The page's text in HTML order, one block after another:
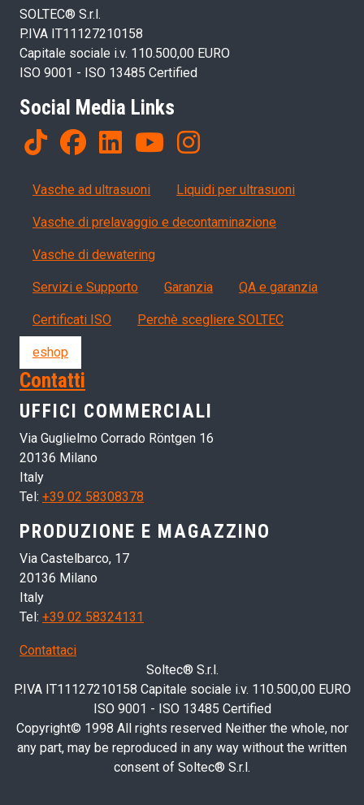
SOLTEC® S.r.l.
P.IVA IT11127210158
Capitale sociale i.v. 110.500,00 EURO
ISO 9001 - ISO 13485 Certified
Social Media Links
Products
Vasche ad ultrasuoni Liquidi per ultrasuoni
Vasche di prelavaggio e decontaminazione
Vasche di dewatering
Servizi, garanzia, QA
Servizi e Supporto Garanzia QA e garanzia
Certificati ISO Perchè scegliere SOLTEC
eshop
Contatti
UFFICI COMMERCIALI
Via Guglielmo Corrado Röntgen 16
20136 Milano
Italy
Tel: +39 02 58308378
PRODUZIONE E MAGAZZINO
Via Castelbarco, 17
20136 Milano
Italy
Tel: +39 02 58324131
Contattaci
Soltec® S.r.l.
P.IVA IT11127210158 Capitale sociale i.v. 110.500,00 EURO
ISO 9001 - ISO 13485 Certified
Copyright© 1998 All rights reserved Neither the whole, nor
any part, may be reproduced in any way without the written
consent of Soltec® S.r.l.